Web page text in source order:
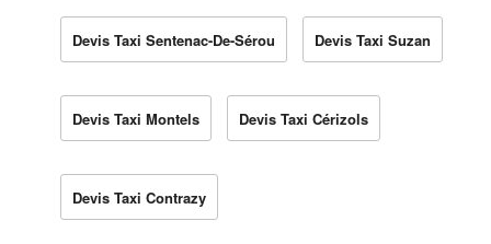
Devis Taxi Sentenac-De-Sérou Devis Taxi Suzan
Devis Taxi Montels Devis Taxi Cérizols
Devis Taxi Contrazy